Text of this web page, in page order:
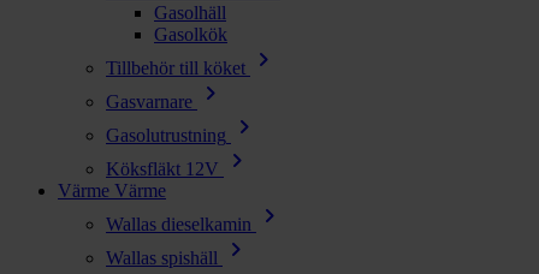
Gasolhäll
Gasolkök
Tillbehör till köket
chevron_right
Gasvarnare chevron_right
Gasolutrustning chevron_right
Köksfläkt 12V chevron_right
Värme Värme
Wallas dieselkamin
chevron_right
Wallas spishäll chevron_right